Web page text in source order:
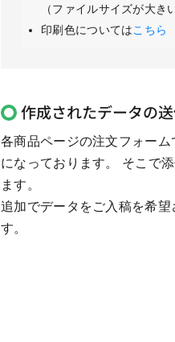
（ファイルサイズが大き
印刷色についてはこちら
作成されたデータの
各商品ページの注文フォー
になっております。 そこで
ます。
追加でデータをご入稿を希
す。